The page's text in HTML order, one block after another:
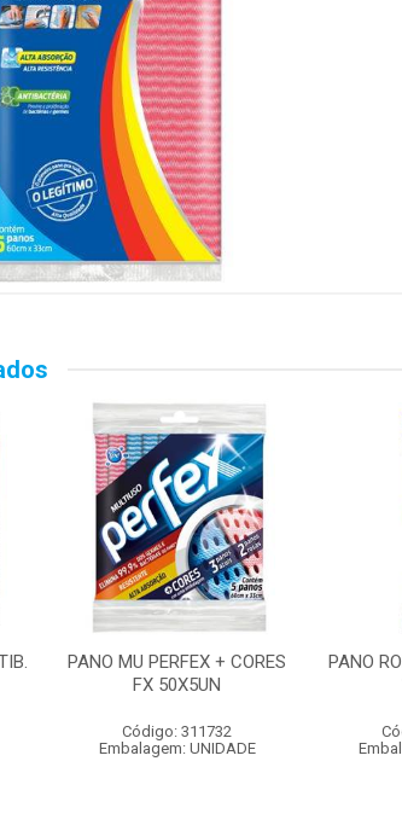
PANO MU PERFEX + CORES
FX 50X5UN
Código: 311732
Embalagem: UNIDADE
PANO